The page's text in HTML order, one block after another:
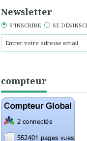
Newsletter
S'INSCRIRE SE
compteur